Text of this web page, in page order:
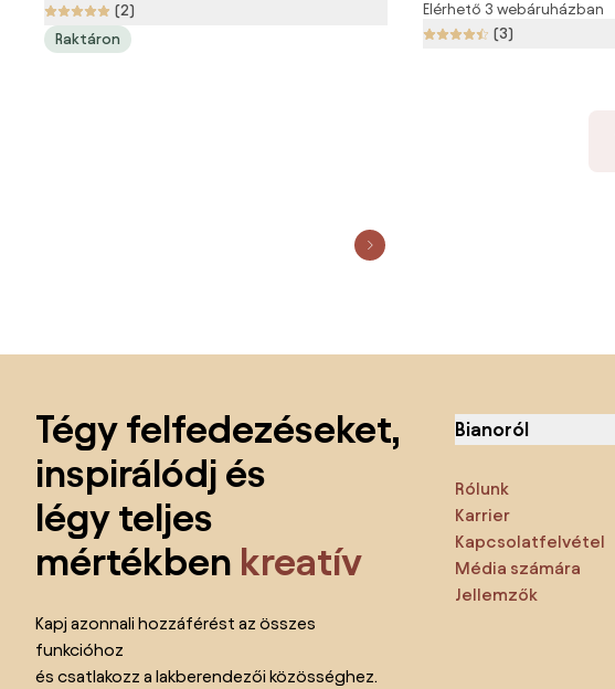
(2)
Raktáron
Elérhető 3 webáruházban
(3)
Tégy felfedezéseket,
inspirálódj és
légy teljes
mértékben kreatív
Kapj azonnali hozzáférést az összes
funkcióhoz
és csatlakozz a lakberendezői közösséghez.
Bianoról
Rólunk
Karrier
Kapcsolatfelvétel
Média számára
Jellemzők